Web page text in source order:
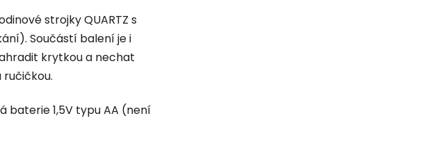
strojky QUARTZ s
Součástí balení je i
krytkou a nechat
ručičkou.
baterie 1,5V typu AA (není